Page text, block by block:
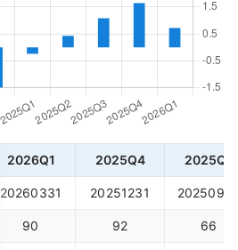
2026Q1 2025Q4 2025Q3
20260331 20251231
90 92 66